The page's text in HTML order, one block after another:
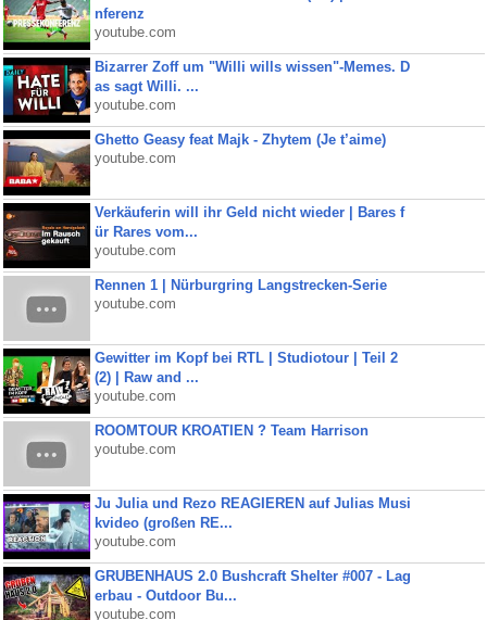
nferenz
youtube.com
Bizarrer Zoff um "Willi wills wissen"-Memes. D
as sagt Willi. ...
youtube.com
Ghetto Geasy feat Majk - Zhytem (Je t’aime)
youtube.com
Verkäuferin will ihr Geld nicht wieder | Bares f
ür Rares vom...
youtube.com
Rennen 1 | Nürburgring Langstrecken-Serie
youtube.com
Gewitter im Kopf bei RTL | Studiotour | Teil 2
(2) | Raw and ...
youtube.com
ROOMTOUR KROATIEN ? Team Harrison
youtube.com
Ju Julia und Rezo REAGIEREN auf Julias Musi
kvideo (großen RE...
youtube.com
GRUBENHAUS 2.0 Bushcraft Shelter #007 - Lag
erbau - Outdoor Bu...
youtube.com